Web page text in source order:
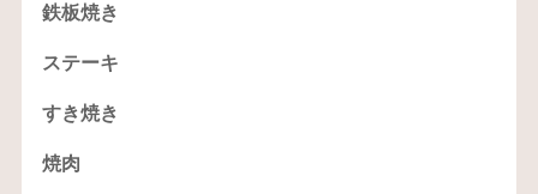
鉄板焼き
ステーキ
すき焼き
焼肉